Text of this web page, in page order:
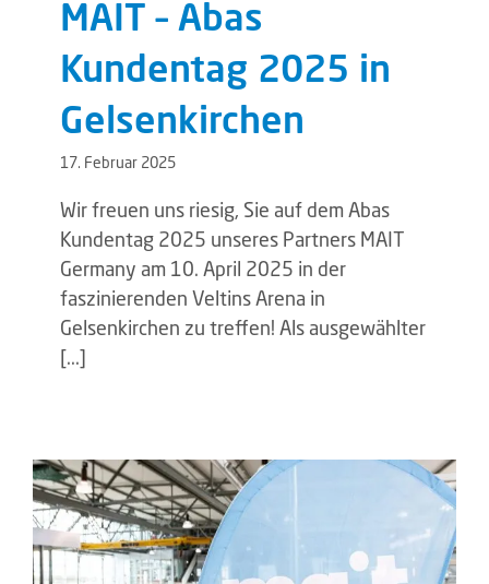
MAIT – Abas
Kundentag 2025 in
Gelsenkirchen
17. Februar 2025
Wir freuen uns riesig, Sie auf dem Abas
Kundentag 2025 unseres Partners MAIT
Germany am 10. April 2025 in der
faszinierenden Veltins Arena in
Gelsenkirchen zu treffen! Als ausgewählter
[...]